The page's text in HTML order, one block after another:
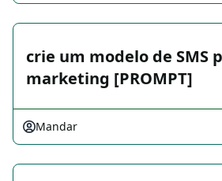
crie um modelo de SMS
marketing [PROMPT]
Mandar